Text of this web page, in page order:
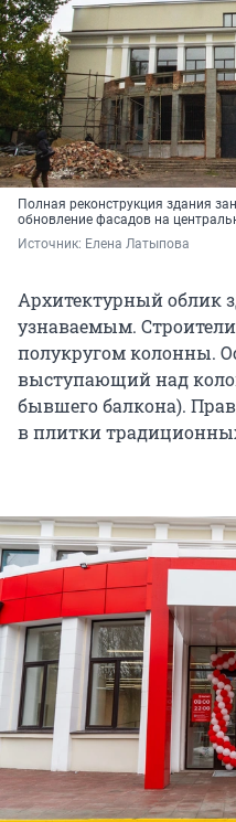
Полная реконструкция здания
обновление фасадов на
Источник: Елена Латыпова
Архитектурный облик
узнаваемым.
полукругом колонны.
выступающий над
бывшего балкона).
в плитки